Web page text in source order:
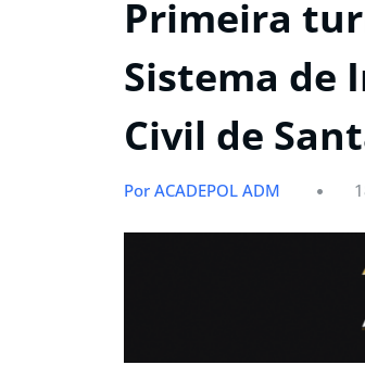
Primeira
Sistema de
Civil de
Por ACADEPOL ADM